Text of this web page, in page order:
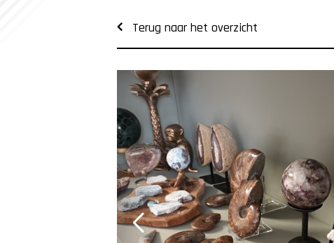
Terug naar het overzicht